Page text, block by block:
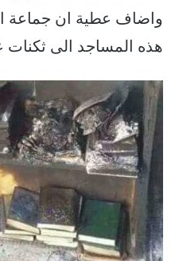
ﻭﺍﺿﺎﻑ ﻋﻄﻴﺔ ﺍﻥ ﺟﻤﺎﻋﺔ
ﻫﺬﻩ ﺍﻟﻤﺴﺎﺟﺪ ﺍﻟﻰ